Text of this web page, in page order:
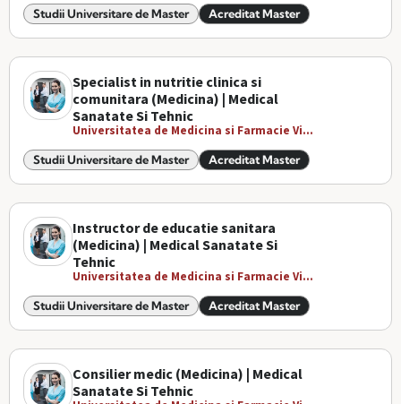
Studii Universitare de Master Acreditat Master
Specialist in nutritie clinica si
comunitara (Medicina) | Medical
Sanatate Si Tehnic
Universitatea de Medicina si Farmacie Vi...
Studii Universitare de Master Acreditat Master
Instructor de educatie sanitara
(Medicina) | Medical Sanatate Si
Tehnic
Universitatea de Medicina si Farmacie Vi...
Studii Universitare de Master Acreditat Master
Consilier medic (Medicina) | Medical
Sanatate Si Tehnic